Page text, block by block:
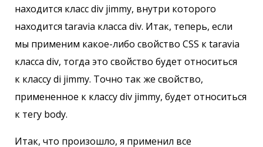
находится класс div jimmy, внутри которого
находится taravia класса div. Итак, теперь, если
мы применим какое-либо свойство CSS к taravia
класса div, тогда это свойство будет относиться
к классу di jimmy. Точно так же свойство,
примененное к классу div jimmy, будет относиться
к тегу body.
Итак, что произошло, я применил все